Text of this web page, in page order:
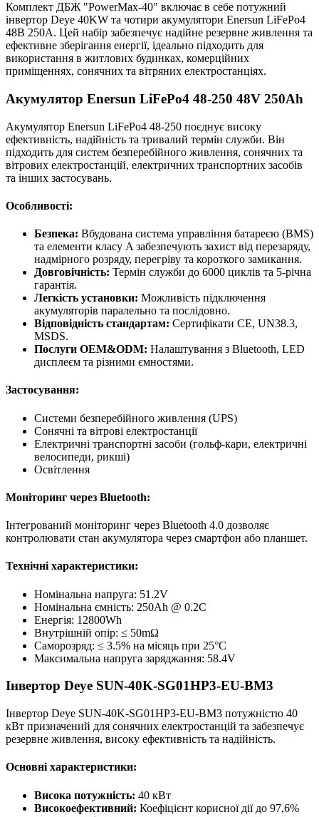
Комплект ДБЖ "PowerMax-40" включає в себе потужний
інвертор Deye 40KW та чотири акумулятори Enersun LiFePo4
48В 250А. Цей набір забезпечує надійне резервне живлення та
ефективне зберігання енергії, ідеально підходить для
використання в житлових будинках, комерційних
приміщеннях, сонячних та вітряних електростанціях.
Акумулятор Enersun LiFePo4 48-250 48V 250Ah
Акумулятор Enersun LiFePo4 48-250 поєднує високу
ефективність, надійність та тривалий термін служби. Він
підходить для систем безперебійного живлення, сонячних та
вітрових електростанцій, електричних транспортних засобів
та інших застосувань.
Особливості:
Безпека: Вбудована система управління батареєю (BMS)
та елементи класу A забезпечують захист від перезаряду,
надмірного розряду, перегріву та короткого замикання.
Довговічність: Термін служби до 6000 циклів та 5-річна
гарантія.
Легкість установки: Можливість підключення
акумуляторів паралельно та послідовно.
Відповідність стандартам: Сертифікати СЕ, UN38.3,
MSDS.
Послуги OEM&ODM: Налаштування з Bluetooth, LED
дисплеєм та різними ємностями.
Застосування:
Системи безперебійного живлення (UPS)
Сонячні та вітрові електростанції
Електричні транспортні засоби (гольф-кари, електричні
велосипеди, рикші)
Освітлення
Моніторинг через Bluetooth:
Інтегрований моніторинг через Bluetooth 4.0 дозволяє
контролювати стан акумулятора через смартфон або планшет.
Технічні характеристики:
Номінальна напруга: 51.2V
Номінальна ємність: 250Ah @ 0.2C
Енергія: 12800Wh
Внутрішній опір: ≤ 50mΩ
Саморозряд: ≤ 3.5% на місяць при 25°C
Максимальна напруга заряджання: 58.4V
Інвертор Deye SUN-40K-SG01HP3-EU-BM3
Інвертор Deye SUN-40K-SG01HP3-EU-BM3 потужністю 40
кВт призначений для сонячних електростанцій та забезпечує
резервне живлення, високу ефективність та надійність.
Основні характеристики:
Висока потужність: 40 кВт
Високоефективний: Коефіцієнт корисної дії до 97,6%